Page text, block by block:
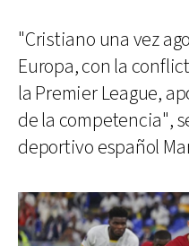
"Cristiano una vez
Europa, con la
la Premier League,
de la competencia",
deportivo español